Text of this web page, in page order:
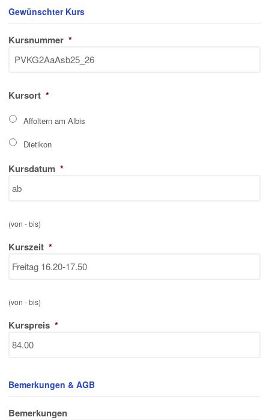
Gewünschter Kurs
Kursnummer *
Kursort *
Affoltern am Albis
Dietikon
Kursdatum *
(von - bis)
Kurszeit *
(von - bis)
Kurspreis *
Bemerkungen & AGB
Bemerkungen